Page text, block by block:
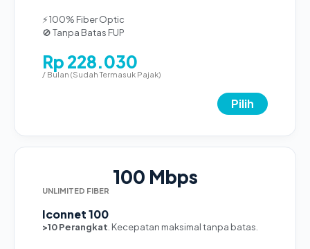
⚡ 100% Fiber Optic
🚫 Tanpa Batas FUP
Rp 228.030
/ Bulan (Sudah Termasuk Pajak)
Pilih
100 Mbps
UNLIMITED FIBER
Iconnet 100
>10 Perangkat . Kecepatan maksimal tanpa batas.